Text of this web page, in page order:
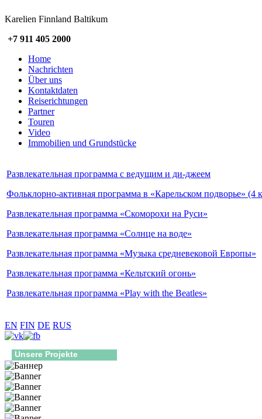
Karelien Finnland Baltikum
+7 911 405 2000
Home
Nachrichten
Über uns
Kontaktdaten
Reiserichtungen
Partner
Touren
Video
Immobilien und Grundstücke
Развлекательная программа с ведущим и ди-джеем
Фольклорно-активная программа в «Карельском подворье» (4
Развлекательная программа «Скоморохи на Руси»
Развлекательная программа «Солнце на воде»
Развлекательная программа «Музыка средневековой Европы»
Развлекательная программа «Кельтский огонь»
Развлекательная программа «Play with the Beatles»
EN FIN DE RUS
Unsere Projekte